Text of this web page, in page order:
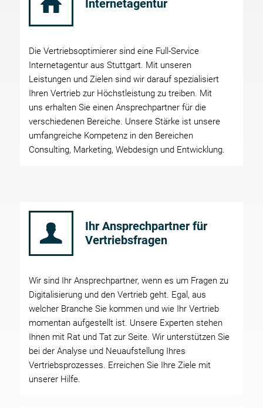
Internetagentur
Die Vertriebsoptimierer sind eine Full-Service
Internetagentur aus Stuttgart. Mit unseren
Leistungen und Zielen sind wir darauf spezialisiert
Ihren Vertrieb zur Höchstleistung zu treiben. Mit
uns erhalten Sie einen Ansprechpartner für die
verschiedenen Bereiche. Unsere Stärke ist unsere
umfangreiche Kompetenz in den Bereichen
Consulting, Marketing, Webdesign und Entwicklung.
Ihr Ansprechpartner für
Vertriebsfragen
Wir sind Ihr Ansprechpartner, wenn es um Fragen zu
Digitalisierung und den Vertrieb geht. Egal, aus
welcher Branche Sie kommen und wie Ihr Vertrieb
momentan aufgestellt ist. Unsere Experten stehen
Ihnen mit Rat und Tat zur Seite. Wir unterstützen Sie
bei der Analyse und Neuaufstellung Ihres
Vertriebsprozesses. Erreichen Sie Ihre Ziele mit
unserer Hilfe.